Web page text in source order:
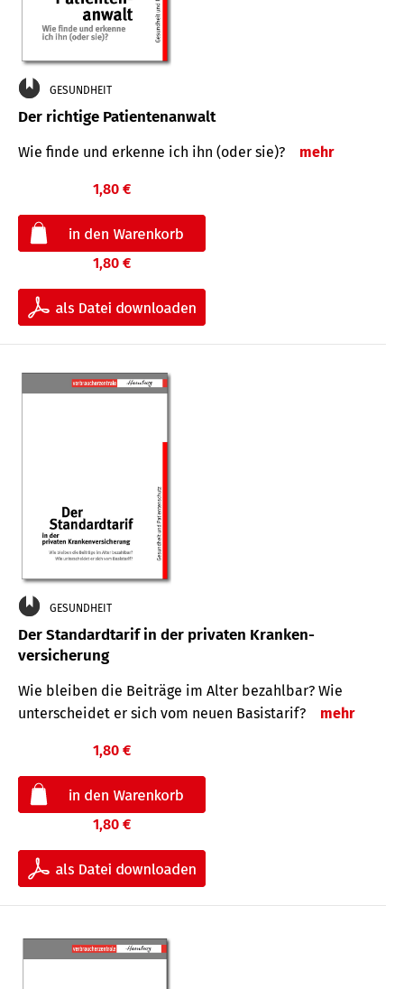
GESUNDHEIT
Der richtige Patientenanwalt
Wie finde und erkenne ich ihn (oder sie)? mehr
1,80 €
1,80 €
GESUNDHEIT
Der Standard­tarif in der privaten Kranken­
versicherung
Wie bleiben die Beiträge im Alter bezahlbar? Wie
unterscheidet er sich vom neuen Basistarif?
mehr
1,80 €
1,80 €